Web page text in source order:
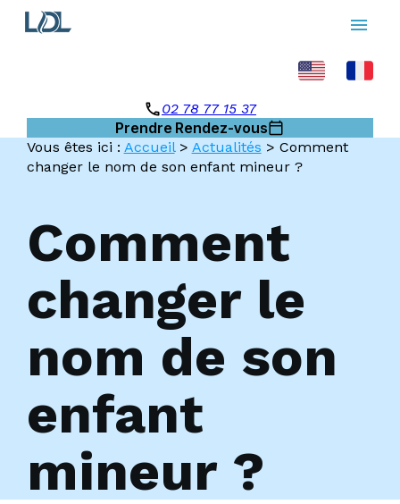
menu
phone02 78 77 15 37
Prendre Rendez-vouscalendar_today
Vous êtes ici : Accueil> Actualités > Comment
changer le nom de son enfant mineur ?
Comment
changer le
nom de son
enfant
mineur ?
Panneau de gestion des cookies